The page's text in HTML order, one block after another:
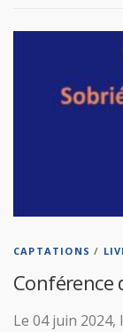
CAPTATIONS /
Conférence
Le 04 juin